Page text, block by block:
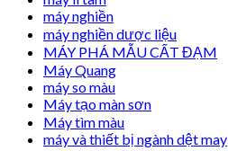
máy nghiền
máy nghiền dược liệu
MÁY PHÁ MẪU CẤT ĐẠM
Máy Quang
máy so màu
Máy tạo màn sơn
Máy tìm màu
máy và thiết bị ngành dệt may